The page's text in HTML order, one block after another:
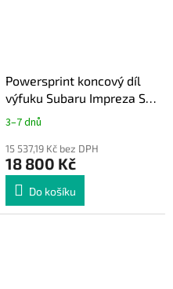
Powersprint koncový díl
výfuku Subaru Impreza STi
3–7 dnů
15 537,19 Kč bez DPH
18 800 Kč
Do košíku